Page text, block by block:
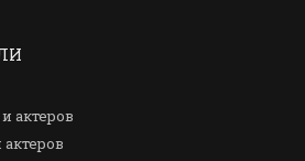
актеров